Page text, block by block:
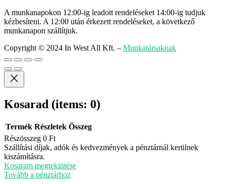
A munkanapokon 12:00-ig leadott rendeléseket 14:00-ig tudjuk
kézbesíteni. A 12:00 után érkezett rendeléseket, a következő
munkanapon szállítjuk.
Copyright © 2024 In West All Kft. – Munkatársaknak
Kosarad (items: 0)
Termékek
a
kosárban
Termék Részletek Összeg
Részösszeg 0 Ft
Szállítási díjak, adók és kedvezmények a pénztárnál kerülnek
kiszámításra.
Kosaram megtekintése
Tovább a pénztárhoz